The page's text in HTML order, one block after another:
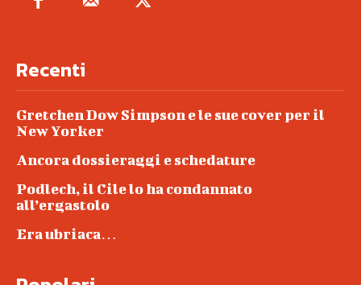
Recenti
Gretchen Dow Simpson e le sue cover per il
New Yorker
Ancora dossieraggi e schedature
Podlech, il Cile lo ha condannato
all’ergastolo
Era ubriaca…